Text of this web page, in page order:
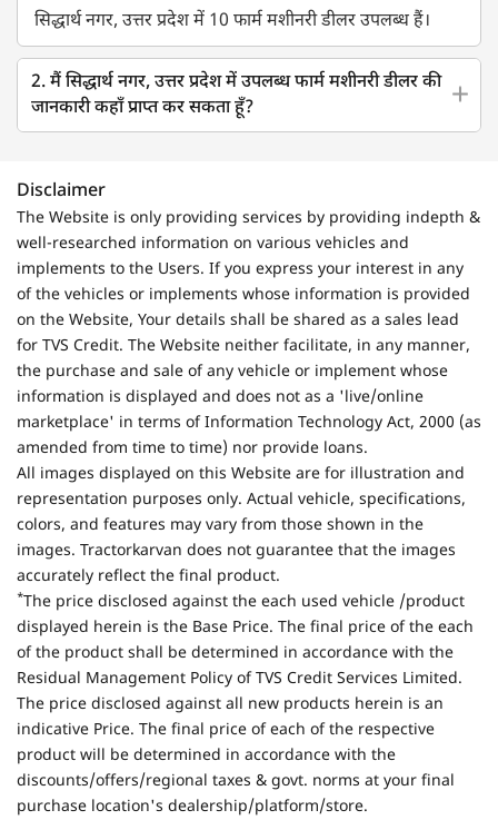
सिद्धार्थ नगर, उत्तर प्रदेश में 10 फार्म मशीनरी डीलर उपलब्ध हैं।
2. मैं सिद्धार्थ नगर, उत्तर प्रदेश में उपलब्ध फार्म मशीनरी डीलर की
जानकारी कहाँ प्राप्त कर सकता हूँ?
Disclaimer
The Website is only providing services by providing indepth &
well-researched information on various vehicles and
implements to the Users. If you express your interest in any
of the vehicles or implements whose information is provided
on the Website, Your details shall be shared as a sales lead
for TVS Credit. The Website neither facilitate, in any manner,
the purchase and sale of any vehicle or implement whose
information is displayed and does not as a 'live/online
marketplace' in terms of Information Technology Act, 2000 (as
amended from time to time) nor provide loans.
All images displayed on this Website are for illustration and
representation purposes only. Actual vehicle, specifications,
colors, and features may vary from those shown in the
images. Tractorkarvan does not guarantee that the images
accurately reflect the final product.
*The price disclosed against the each used vehicle /product
displayed herein is the Base Price. The final price of the each
of the product shall be determined in accordance with the
Residual Management Policy of TVS Credit Services Limited.
The price disclosed against all new products herein is an
indicative Price. The final price of each of the respective
product will be determined in accordance with the
discounts/offers/regional taxes & govt. norms at your final
purchase location's dealership/platform/store.